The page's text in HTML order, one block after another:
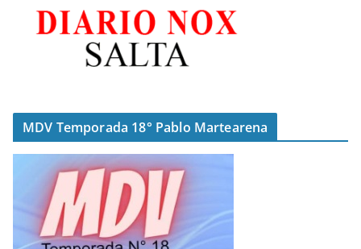
MDV Temporada 18° Pablo Martearena